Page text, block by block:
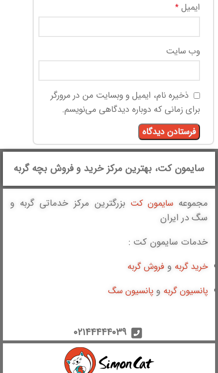
ایمیل *
وب‌ سایت
ذخیره نام، ایمیل و وبسایت من در مرورگر
برای زمانی که دوباره دیدگاهی می‌نویسم.
سایمون کت، بهترین مرکز خرید و فروش بچه گربه
مجموعه سایمون کت بزرگترین مرکز خدماتی گربه و
سگ در ایران
خدمات سایمون کت :
خرید گربه و فروش گربه
پانسیون گربه و پانسیون سگ
۰۲۱۴۴۴۴۴۰۳۹